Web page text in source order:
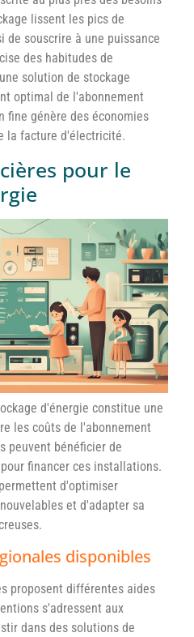
lissent les pics de
de souscrire à une puissance
des habitudes de
solution de stockage
optimal de l'abonnement
fine génère des économies
la facture d'électricité.
pour le
d'énergie constitue une
les coûts de l'abonnement
peuvent bénéficier de
financer ces installations.
d'optimiser
et d'adapter sa
disponibles
proposent différentes aides
s'adressent aux
dans des solutions de